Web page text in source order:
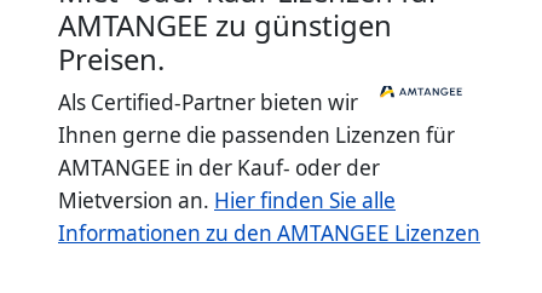
AMTANGEE zu günstigen
Preisen.
Als Certified-Partner bieten wir
Ihnen gerne die passenden Lizenzen für
AMTANGEE in der Kauf- oder der
Mietversion an. Hier finden Sie alle
Informationen zu den AMTANGEE Lizenzen